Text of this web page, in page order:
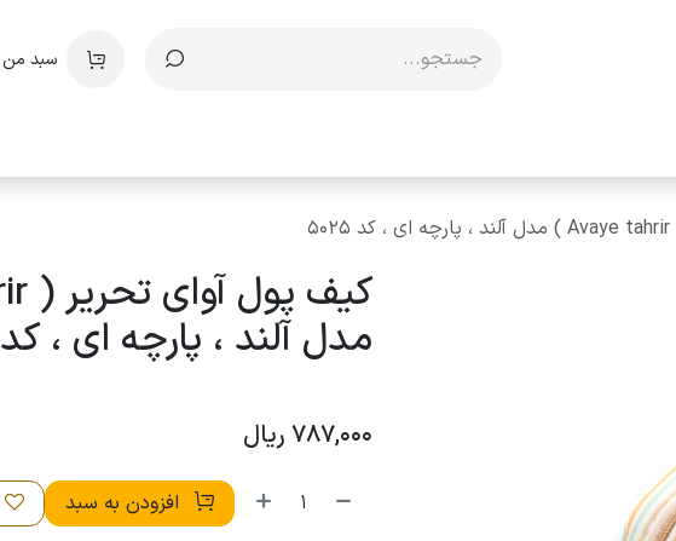
سبد من
مدل آلند ، پارچه ای ، کد 5025
787,000 ریال
افزودن به سبد